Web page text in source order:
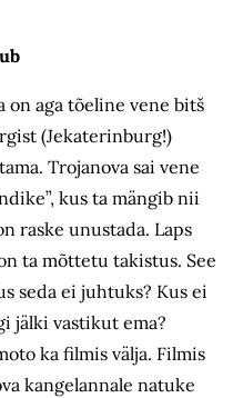
on aga tõeline vene bitš
(Jekaterinburg!)
Trojanova sai vene
kus ta mängib nii
raske unustada. Laps
ta mõttetu takistus. See
seda ei juhtuks? Kus ei
jälki vastikut ema?
ka filmis välja. Filmis
kangelannale natuke